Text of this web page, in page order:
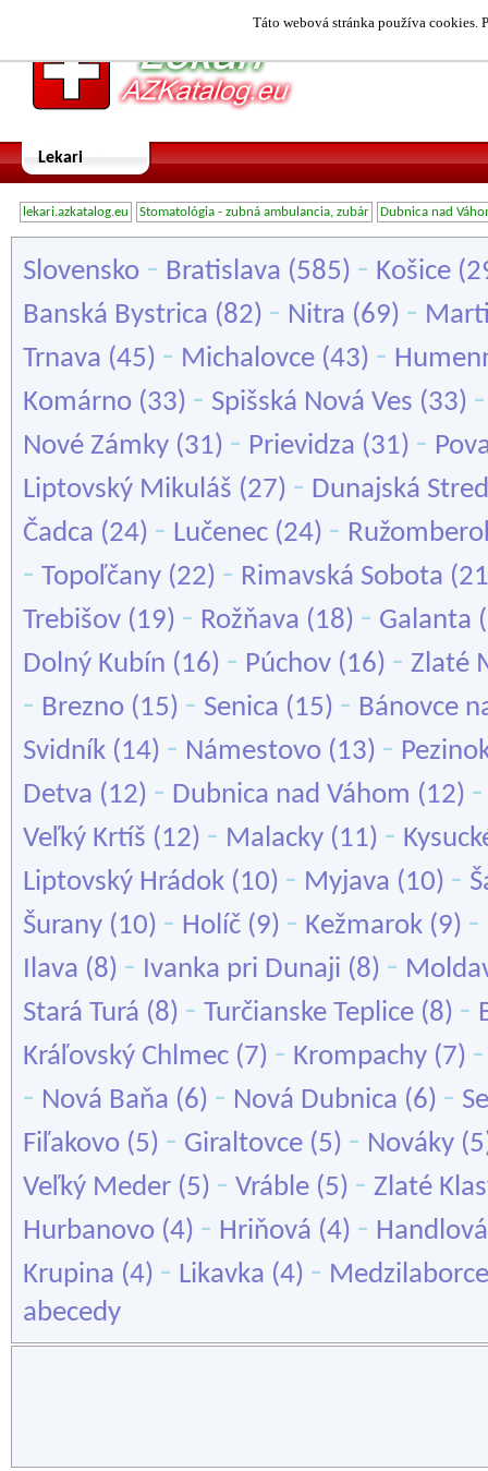
Táto webová stránka používa cookies.
Lekari
lekari.azkatalog.eu Stomatológia - zubná ambulancia, zubár Dubnica nad
Slovensko - Bratislava (585) - Košice
Banská Bystrica (82) - Nitra (69) -
Trnava (45) - Michalovce (43) -
Komárno (33) - Spišská Nová Ves (33)
Nové Zámky (31) - Prievidza (31) -
Liptovský Mikuláš (27) - Dunajská
Čadca (24) - Lučenec (24) -
- Topoľčany (22) - Rimavská Sobota
Trebišov (19) - Rožňava (18) - Galanta
Dolný Kubín (16) - Púchov (16) - Zlaté
- Brezno (15) - Senica (15) - Bánovce
Svidník (14) - Námestovo (13) -
Detva (12) - Dubnica nad Váhom (12)
Veľký Krtíš (12) - Malacky (11) -
Liptovský Hrádok (10) - Myjava (10) -
Šurany (10) - Holíč (9) - Kežmarok (9) -
Ilava (8) - Ivanka pri Dunaji (8) -
Stará Turá (8) - Turčianske Teplice (8) -
Kráľovský Chlmec (7) - Krompachy (7)
- Nová Baňa (6) - Nová Dubnica (6) -
Fiľakovo (5) - Giraltovce (5) - Nováky
Veľký Meder (5) - Vráble (5) - Zlaté
Hurbanovo (4) - Hriňová (4) - Handlová
Krupina (4) - Likavka (4) - Medzilaborce
abecedy